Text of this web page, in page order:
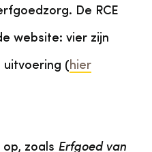
De RCE
website: vier zijn
uitvoering (hier
zoals Erfgoed van